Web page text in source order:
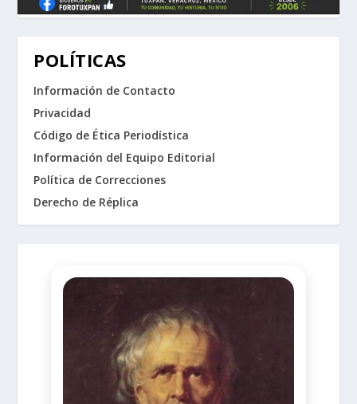
POLÍTICAS
Información de Contacto
Privacidad
Código de Ética Periodística
Información del Equipo Editorial
Política de Correcciones
Derecho de Réplica